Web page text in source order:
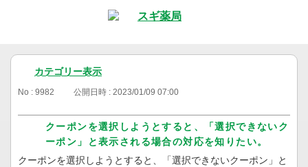
カテゴリー表示
No : 9982 公開日時 : 2023/01/09 07:00
クーポンを選択しようとすると、「選択できないク
ーポン」と表示される場合の対応を知りたい。
クーポンを選択しようとすると、「選択できないクーポン」と